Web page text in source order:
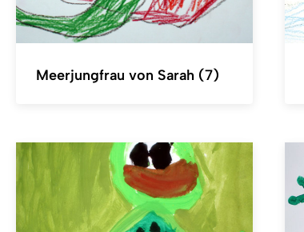
Meerjungfrau von Sarah (7)